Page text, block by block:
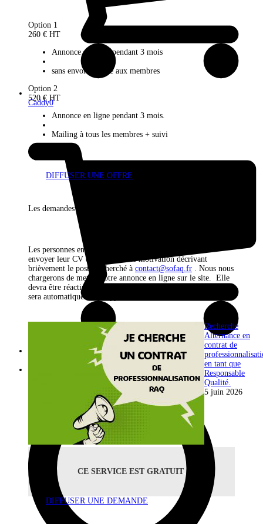
Caddy0
Option 1
260 € HT
Annonce en ligne pendant 3 mois
sans envoi d’alerte aux membres
Option 2
520 € HT
Annonce en ligne pendant 3 mois.
Mailing à tous les membres + suivi
DIFFUSER UNE OFFRE
Les demandes
Les personnes en recherche d’emploi/de stage peuvent
envoyer leur CV et leur lettre de motivation décrivant
brièvement le poste recherché à contact@sofaq.fr . Nous nous
chargerons de mettre votre annonce en ligne sur le site. Elle
devra être réactivée tous les 3 mois. Dans le cas contraire, elle
sera automatiquement supprimée.
Recherche
Alternance en
contrat de
en tant que
Responsable
Qualité.
5 juin 2026
CE SERVICE EST GRATUIT.
DIFFUSER UNE DEMANDE